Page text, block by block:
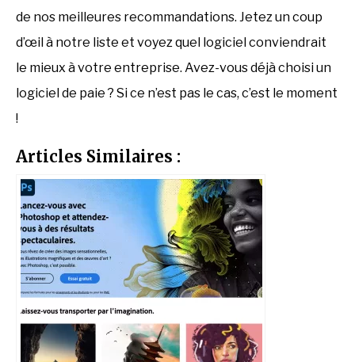
de nos meilleures recommandations. Jetez un coup
d’œil à notre liste et voyez quel logiciel conviendrait
le mieux à votre entreprise. Avez-vous déjà choisi un
logiciel de paie ? Si ce n’est pas le cas, c’est le moment
!
Articles Similaires :